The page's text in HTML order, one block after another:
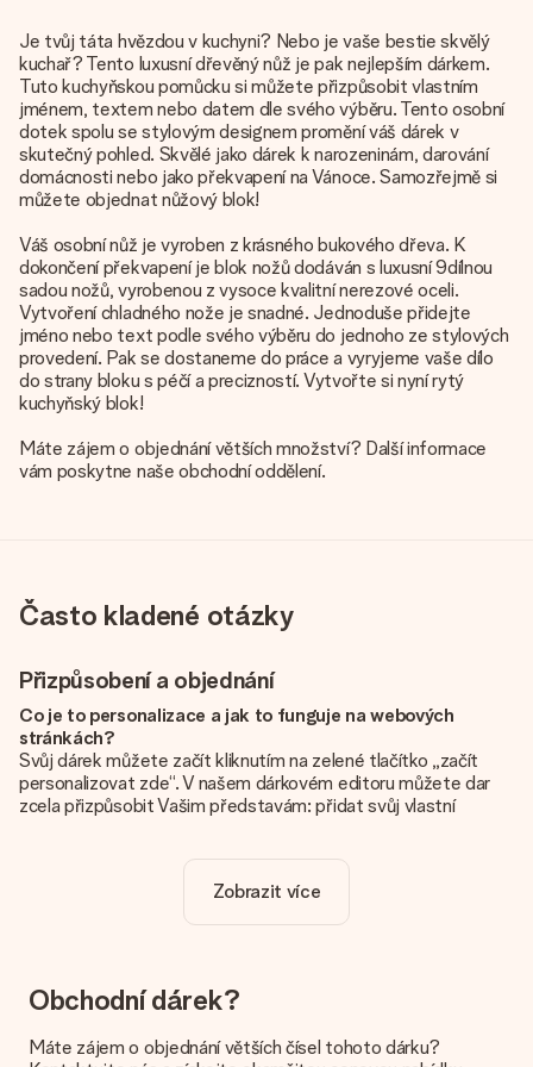
Je tvůj táta hvězdou v kuchyni? Nebo je vaše bestie skvělý
kuchař? Tento luxusní dřevěný nůž je pak nejlepším dárkem.
Tuto kuchyňskou pomůcku si můžete přizpůsobit vlastním
jménem, textem nebo datem dle svého výběru. Tento osobní
dotek spolu se stylovým designem promění váš dárek v
skutečný pohled. Skvělé jako dárek k narozeninám, darování
domácnosti nebo jako překvapení na Vánoce. Samozřejmě si
můžete objednat nůžový blok!
Váš osobní nůž je vyroben z krásného bukového dřeva. K
dokončení překvapení je blok nožů dodáván s luxusní 9dílnou
sadou nožů, vyrobenou z vysoce kvalitní nerezové oceli.
Vytvoření chladného nože je snadné. Jednoduše přidejte
jméno nebo text podle svého výběru do jednoho ze stylových
provedení. Pak se dostaneme do práce a vyryjeme vaše dílo
do strany bloku s péčí a precizností. Vytvořte si nyní rytý
kuchyňský blok!
Máte zájem o objednání větších množství? Další informace
vám poskytne naše obchodní oddělení.
Často kladené otázky
Přizpůsobení a objednání
Co je to personalizace a jak to funguje na webových
stránkách?
Svůj dárek můžete začít kliknutím na zelené tlačítko „začít
personalizovat zde“. V našem dárkovém editoru můžete dar
zcela přizpůsobit Vašim představám: přidat svůj vlastní
Je personalizace zahrnuta v ceně?
Jak zjistím, zda má moje fotografie správnou kvalitu?
spokojeni. Proto je důležité používat vysoce kvalitní
Zobrazit více
Obchodní dárek?
Máte zájem o objednání větších čísel tohoto dárku?